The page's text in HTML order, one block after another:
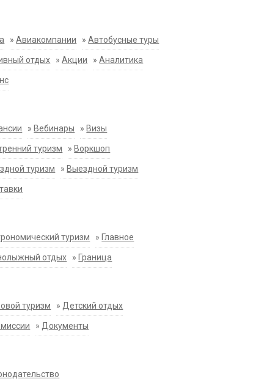
»Авиакомпании »Автобусные туры
отдых »Акции »Аналитика
» Вебинары » Визы
туризм » Воркшоп
туризм » Выездной туризм
туризм » Главное
отдых » Граница
туризм » Детский отдых
» Документы